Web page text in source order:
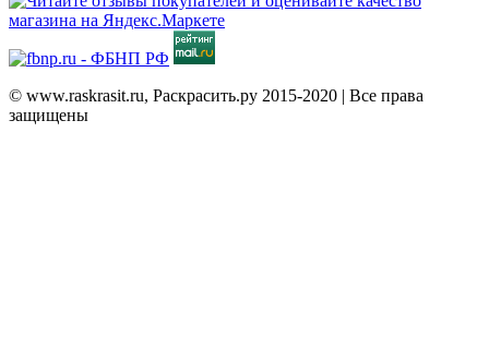
© www.raskrasit.ru, Раскрасить.ру 2015-2020 | Все права
защищены